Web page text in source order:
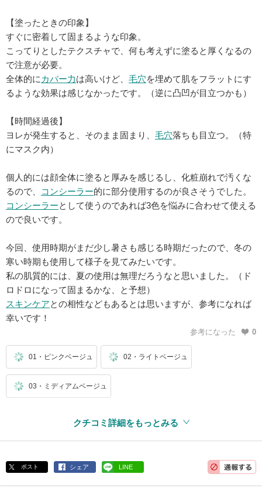
【塗ったときの印象】
すぐに密着して固まるような印象。
こってりとしたテクスチャで、何も考えずに塗ると厚くなるの
で注意が必要。
全体的に カバー力は高いけど、 毛穴を埋めて肌をフラットにす
るような効果は感じなかったです。（逆に凸凹が目立つかも）
【時間経過後】
ヨレが発生すると、そのまま固まり、 毛穴落ちも目立つ。（特
にマスク内）
個人的には顔全体に塗ると厚みを感じるし、化粧崩れで汚くな
るので、
コンシーラー的に部分使用するのが良さそうでした。
コンシーラーとして使うのであれば3色を悩みに合わせて使える
ので良いです。
今回、使用時期がまだ少し暑さも感じる時期だったので、冬の
寒い時期も使用して様子を見てみたいです。
私の肌質的には、夏の使用は無理だろうなと思いました。（ド
ロドロになって固まるかな、と予想）
スキンケアとの相性などもあるとは思いますが、参考になれば
幸いです！
参考になった 0
01・ピンクベージュ 02・ライトベージュ
03・ミディアムベージュ
ベースメイク ファンデーション BBクリーム
クチコミ詳細をもっとみる
ポスト シェア LINE